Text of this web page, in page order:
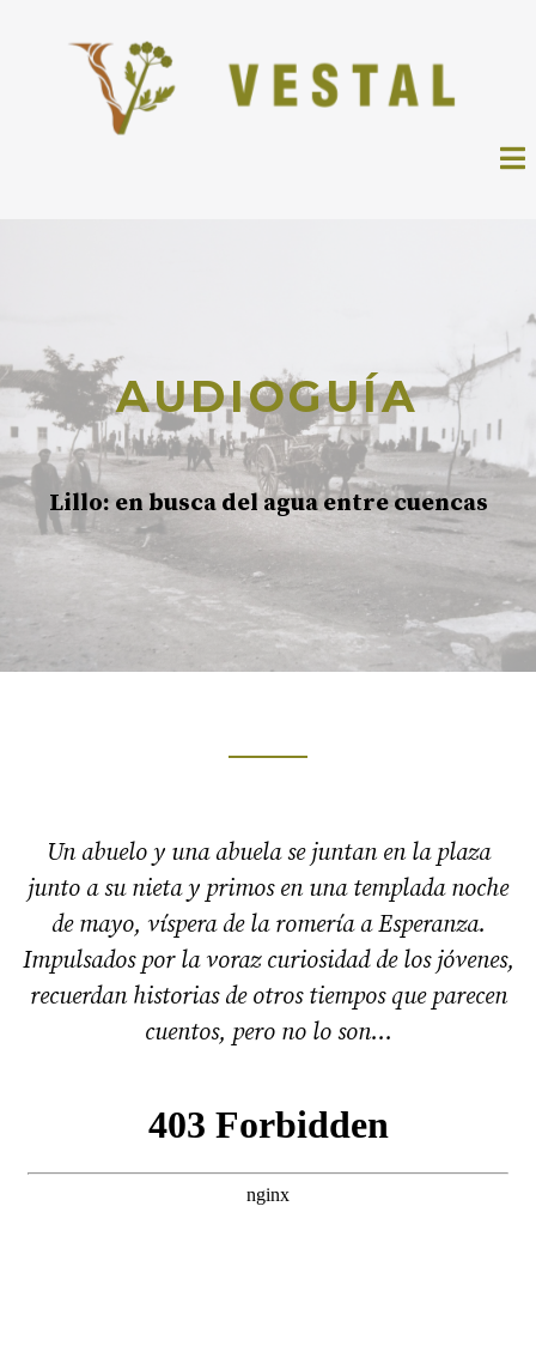
AUDIOGUÍA
Lillo: en busca del agua entre cuencas
Un abuelo y una abuela se juntan en la plaza
junto a su nieta y primos en una templada noche
de mayo, víspera de la romería a Esperanza.
Impulsados por la voraz curiosidad de los jóvenes,
recuerdan historias de otros tiempos que parecen
cuentos, pero no lo son…